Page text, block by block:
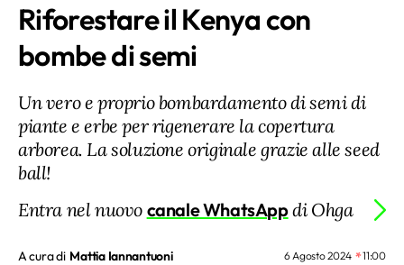
Riforestare il Kenya con
bombe di semi
Un vero e proprio bombardamento di semi di
piante e erbe per rigenerare la copertura
arborea. La soluzione originale grazie alle seed
ball!
Entra nel nuovo canale WhatsAppdi Ohga
A cura di Mattia Iannantuoni 6 Agosto 2024 11:00